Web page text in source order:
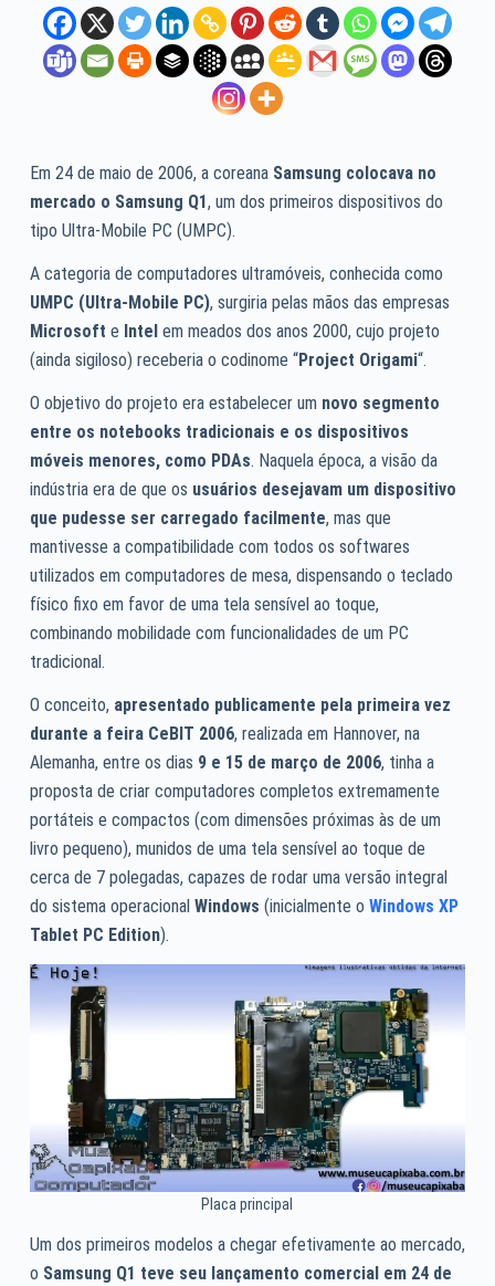
Em 24 de maio de 2006, a coreana Samsung colocava no
mercado o Samsung Q1, um dos primeiros dispositivos do
tipo Ultra-Mobile PC (UMPC).
A categoria de computadores ultramóveis, conhecida como
UMPC (Ultra-Mobile PC), surgiria pelas mãos das empresas
Microsoft e Intel em meados dos anos 2000, cujo projeto
(ainda sigiloso) receberia o codinome “Project Origami“.
O objetivo do projeto era estabelecer um novo segmento
entre os notebooks tradicionais e os dispositivos
móveis menores, como PDAs. Naquela época, a visão da
indústria era de que os usuários desejavam um dispositivo
que pudesse ser carregado facilmente, mas que
mantivesse a compatibilidade com todos os softwares
utilizados em computadores de mesa, dispensando o teclado
físico fixo em favor de uma tela sensível ao toque,
combinando mobilidade com funcionalidades de um PC
tradicional.
O conceito, apresentado publicamente pela primeira vez
durante a feira CeBIT 2006, realizada em Hannover, na
Alemanha, entre os dias 9 e 15 de março de 2006, tinha a
proposta de criar computadores completos extremamente
portáteis e compactos (com dimensões próximas às de um
livro pequeno), munidos de uma tela sensível ao toque de
cerca de 7 polegadas, capazes de rodar uma versão integral
do sistema operacional Windows (inicialmente o Windows XP
Tablet PC Edition).
Placa principal
Um dos primeiros modelos a chegar efetivamente ao mercado,
o Samsung Q1 teve seu lançamento comercial em 24 de